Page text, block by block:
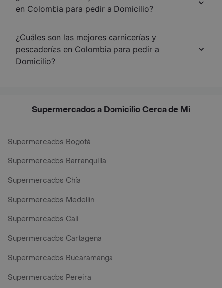
en Colombia para pedir a Domicilio?
¿Cuáles son las mejores carnicerías y
pescaderías en Colombia para pedir a
Domicilio?
Supermercados a Domicilio Cerca de Mi
Supermercados Bogotá
Supermercados Barranquilla
Supermercados Chía
Supermercados Medellín
Supermercados Cali
Supermercados Cartagena
Supermercados Bucaramanga
Supermercados Pereira